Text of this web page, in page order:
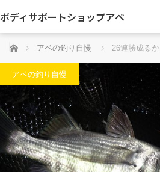
ボディサポートショップアベ
ホーム アベの釣り自慢 26連勝成るか
アベの釣り自慢